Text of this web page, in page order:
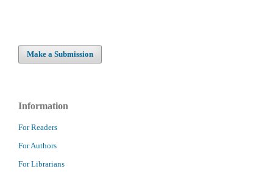
Make a Submission
Information
For Readers
For Authors
For Librarians